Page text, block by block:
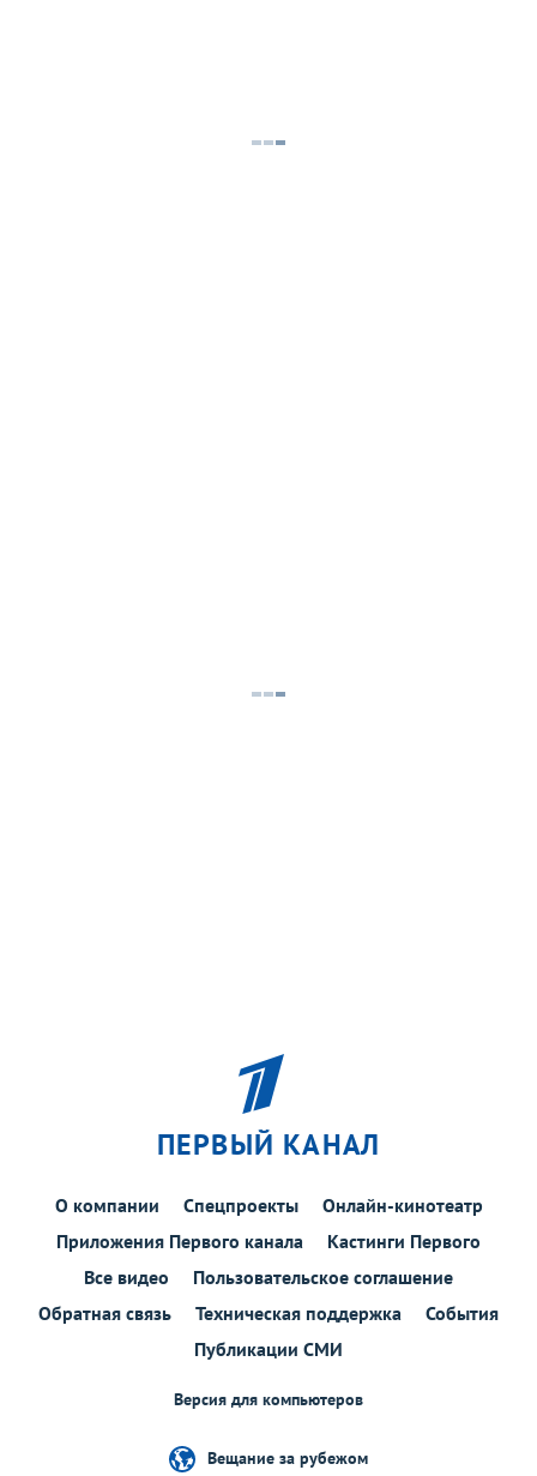
ПЕРВЫЙ КАНАЛ
О компании Спецпроекты
Онлайн-кинотеатр
Приложения Первого канала
Кастинги Первого
Все видео
Пользовательское соглашение
Обратная связь
Техническая поддержка
События
Публикации СМИ
Версия для компьютеров
Вещание за рубежом